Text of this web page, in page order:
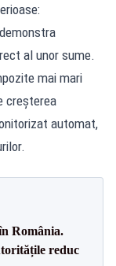
al unor sume.
mai mari
creșterea
automat,
România.
reduc